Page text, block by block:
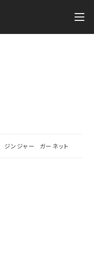
ジンジャー ガーネット